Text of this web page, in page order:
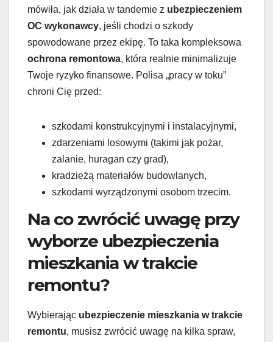
mówiła, jak działa w tandemie z ubezpieczeniem
OC wykonawcy, jeśli chodzi o szkody
spowodowane przez ekipę. To taka kompleksowa
ochrona remontowa, która realnie minimalizuje
Twoje ryzyko finansowe. Polisa „pracy w toku”
chroni Cię przed:
szkodami konstrukcyjnymi i instalacyjnymi,
zdarzeniami losowymi (takimi jak pożar,
zalanie, huragan czy grad),
kradzieżą materiałów budowlanych,
szkodami wyrządzonymi osobom trzecim.
Na co zwrócić uwagę przy
wyborze ubezpieczenia
mieszkania w trakcie
remontu?
Wybierając ubezpieczenie mieszkania w trakcie
remontu, musisz zwrócić uwagę na kilka spraw,